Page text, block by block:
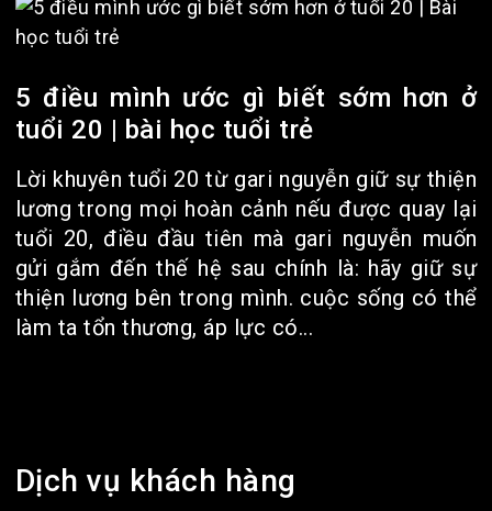
5 điều mình ước gì biết sớm hơn ở
tuổi 20 | bài học tuổi trẻ
Lời khuyên tuổi 20 từ gari nguyễn giữ sự thiện
lương trong mọi hoàn cảnh nếu được quay lại
tuổi 20, điều đầu tiên mà gari nguyễn muốn
gửi gắm đến thế hệ sau chính là: hãy giữ sự
thiện lương bên trong mình. cuộc sống có thể
làm ta tổn thương, áp lực có...
Dịch vụ khách hàng